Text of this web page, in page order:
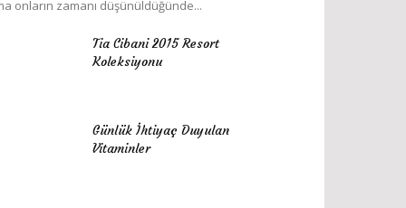
onların zamanı düşünüldüğünde...
Tia Cibani 2015 Resort
Koleksiyonu
Günlük İhtiyaç Duyulan
Vitaminler